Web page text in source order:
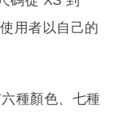
用者以自己的
種顏色、七種